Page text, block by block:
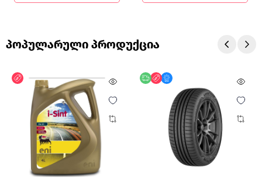
პოპულარული პროდუქცია
ფასდაკლება უფასო მიწოდება
ფასდაკლება